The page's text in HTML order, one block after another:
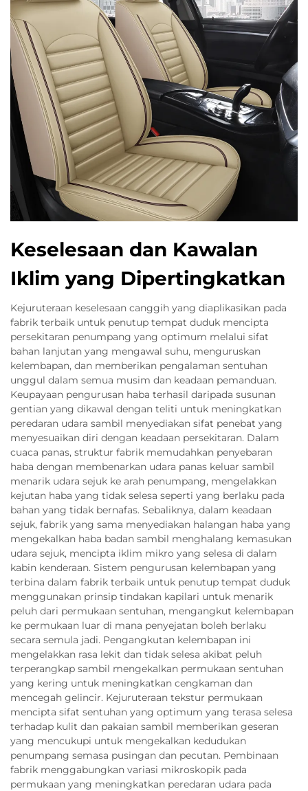
Keselesaan dan Kawalan
Iklim yang Dipertingkatkan
Kejuruteraan keselesaan canggih yang diaplikasikan pada
fabrik terbaik untuk penutup tempat duduk mencipta
persekitaran penumpang yang optimum melalui sifat
bahan lanjutan yang mengawal suhu, menguruskan
kelembapan, dan memberikan pengalaman sentuhan
unggul dalam semua musim dan keadaan pemanduan.
Keupayaan pengurusan haba terhasil daripada susunan
gentian yang dikawal dengan teliti untuk meningkatkan
peredaran udara sambil menyediakan sifat penebat yang
menyesuaikan diri dengan keadaan persekitaran. Dalam
cuaca panas, struktur fabrik memudahkan penyebaran
haba dengan membenarkan udara panas keluar sambil
menarik udara sejuk ke arah penumpang, mengelakkan
kejutan haba yang tidak selesa seperti yang berlaku pada
bahan yang tidak bernafas. Sebaliknya, dalam keadaan
sejuk, fabrik yang sama menyediakan halangan haba yang
mengekalkan haba badan sambil menghalang kemasukan
udara sejuk, mencipta iklim mikro yang selesa di dalam
kabin kenderaan. Sistem pengurusan kelembapan yang
terbina dalam fabrik terbaik untuk penutup tempat duduk
menggunakan prinsip tindakan kapilari untuk menarik
peluh dari permukaan sentuhan, mengangkut kelembapan
ke permukaan luar di mana penyejatan boleh berlaku
secara semula jadi. Pengangkutan kelembapan ini
mengelakkan rasa lekit dan tidak selesa akibat peluh
terperangkap sambil mengekalkan permukaan sentuhan
yang kering untuk meningkatkan cengkaman dan
mencegah gelincir. Kejuruteraan tekstur permukaan
mencipta sifat sentuhan yang optimum yang terasa selesa
terhadap kulit dan pakaian sambil memberikan geseran
yang mencukupi untuk mengekalkan kedudukan
penumpang semasa pusingan dan pecutan. Pembinaan
fabrik menggabungkan variasi mikroskopik pada
permukaan yang meningkatkan peredaran udara pada